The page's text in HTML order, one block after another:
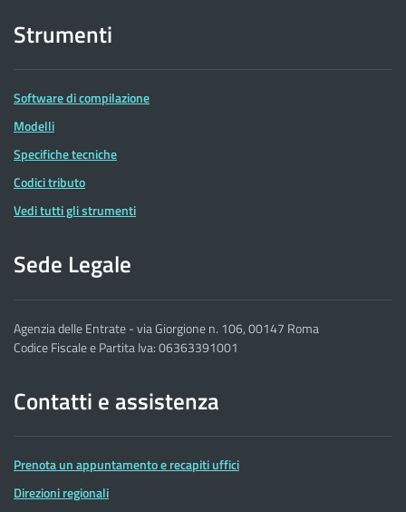
Strumenti
Software di compilazione
Modelli
Specifiche tecniche
Codici tributo
Vedi tutti gli strumenti
Sede Legale
Agenzia delle Entrate - via Giorgione n. 106, 00147 Roma
Codice Fiscale e Partita Iva: 06363391001
Contatti e assistenza
Prenota un appuntamento e recapiti uffici
Direzioni regionali